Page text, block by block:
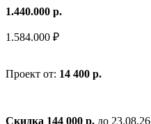
1.440.000 р.
1.584.000 ₽
Проект от: 14 400 р.
Скидка 144 000 р. до 23.08.26